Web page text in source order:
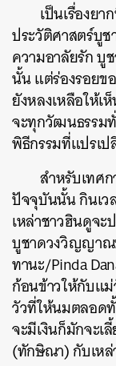
เป็นเรื่องย
ประวัติศาสตร์บูช
ความอาลัยรัก บู
นั้น แต่ร่องรอยข
ยังหลงเหลือให้
จะทุกวัฒนธรรม
พิธีกรรมที่แปรเ
สำหรับเทศ
ปัจจุบันนั้น กินเว
เหล่าชาวฮินดูจะ
บูชาดวงวิญญา
ทานะ/Pinda
ก้อนข้าวให้กับแ
วัวที่ให้นมตลอด
จะมีเงินก็มักจะเ
(ทักษิณา) กับเห